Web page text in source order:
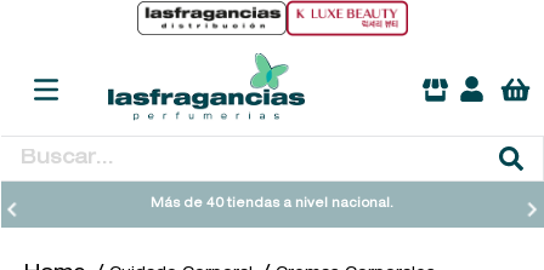
Buscar...
Más de 40 tiendas a nivel nacional.
TÉRMINOS MÁS BUSCADOS